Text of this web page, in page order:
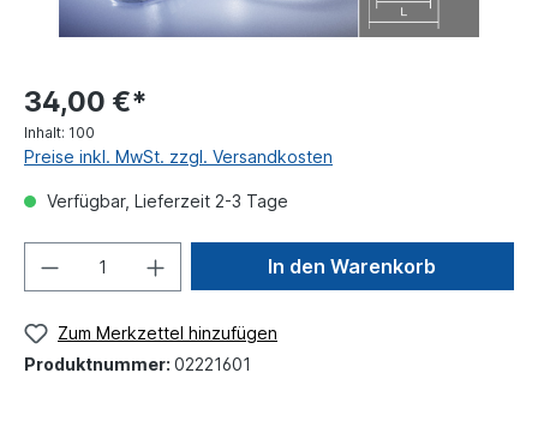
34,00 €*
Inhalt: 100
Preise inkl. MwSt. zzgl. Versandkosten
Verfügbar, Lieferzeit 2-3 Tage
In den Warenkorb
Zum Merkzettel hinzufügen
Produktnummer: 02221601